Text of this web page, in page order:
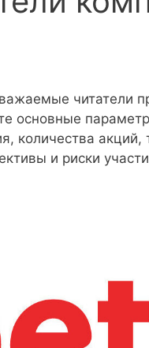
читатели
основные
количества акций,
и риски